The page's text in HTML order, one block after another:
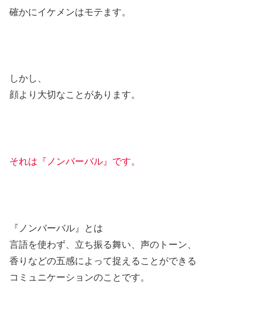
確かにイケメンはモテます。
しかし、
顔より大切なことがあります。
それは『ノンバーバル』です。
『ノンバーバル』とは
言語を使わず、立ち振る舞い、声のトーン、
香りなどの五感によって捉えることができる
コミュニケーションのことです。